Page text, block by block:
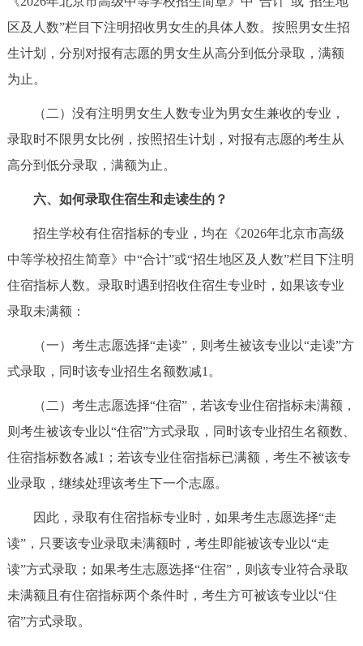
区及人数”栏目下注明招收男女生的具体人数。按照男女生招
生计划，分别对报有志愿的男女生从高分到低分录取，满额
为止。
（二）没有注明男女生人数专业为男女生兼收的专业，
录取时不限男女比例，按照招生计划，对报有志愿的考生从
高分到低分录取，满额为止。
六、如何录取住宿生和走读生的？
招生学校有住宿指标的专业，均在《2026年北京市高级
中等学校招生简章》中“合计”或“招生地区及人数”栏目下注明
住宿指标人数。录取时遇到招收住宿生专业时，如果该专业
录取未满额：
（一）考生志愿选择“走读”，则考生被该专业以“走读”方
式录取，同时该专业招生名额数减1。
（二）考生志愿选择“住宿”，若该专业住宿指标未满额，
则考生被该专业以“住宿”方式录取，同时该专业招生名额数、
住宿指标数各减1；若该专业住宿指标已满额，考生不被该专
业录取，继续处理该考生下一个志愿。
因此，录取有住宿指标专业时，如果考生志愿选择“走
读”，只要该专业录取未满额时，考生即能被该专业以“走
读”方式录取；如果考生志愿选择“住宿”，则该专业符合录取
未满额且有住宿指标两个条件时，考生方可被该专业以“住
宿”方式录取。